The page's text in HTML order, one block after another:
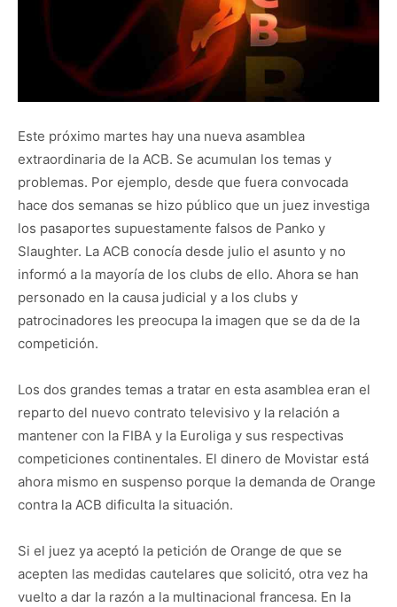
Este próximo martes hay una nueva asamblea
extraordinaria de la ACB. Se acumulan los temas y
problemas. Por ejemplo, desde que fuera convocada
hace dos semanas se hizo público que un juez investiga
los pasaportes supuestamente falsos de Panko y
Slaughter. La ACB conocía desde julio el asunto y no
informó a la mayoría de los clubs de ello. Ahora se han
personado en la causa judicial y a los clubs y
patrocinadores les preocupa la imagen que se da de la
competición.
Los dos grandes temas a tratar en esta asamblea eran el
reparto del nuevo contrato televisivo y la relación a
mantener con la FIBA y la Euroliga y sus respectivas
competiciones continentales. El dinero de Movistar está
ahora mismo en suspenso porque la demanda de Orange
contra la ACB dificulta la situación.
Si el juez ya aceptó la petición de Orange de que se
acepten las medidas cautelares que solicitó, otra vez ha
vuelto a dar la razón a la multinacional francesa. En la